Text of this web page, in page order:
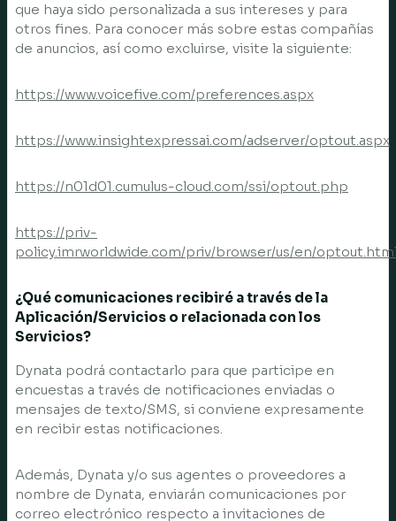
que haya sido personalizada a sus intereses y para
otros fines. Para conocer más sobre estas compañías
de anuncios, así como excluirse, visite la siguiente:
https://www.voicefive.com/preferences.aspx
https://www.insightexpressai.com/adserver/optout.aspx
https://n01d01.cumulus-cloud.com/ssi/optout.php
https://priv-
policy.imrworldwide.com/priv/browser/us/en/
¿Qué comunicaciones recibiré a través de la
Aplicación/Servicios o relacionada con los
Servicios?
Dynata podrá contactarlo para que participe en
encuestas a través de notificaciones enviadas o
mensajes de texto/SMS, si conviene expresamente
en recibir estas notificaciones.
Además, Dynata y/o sus agentes o proveedores a
nombre de Dynata, enviarán comunicaciones por
correo electrónico respecto a invitaciones de